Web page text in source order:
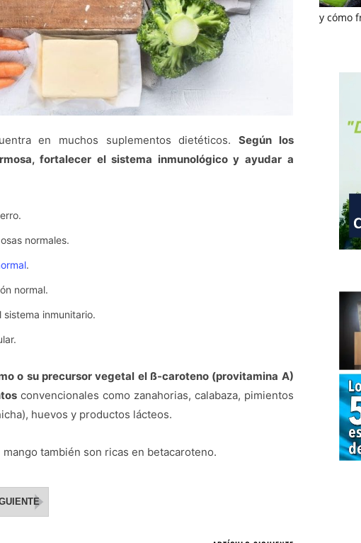
en muchos suplementos dietéticos. Según los
fortalecer el sistema inmunológico y ayudar a
normales.
.
normal.
inmunitario.
o su precursor vegetal el ß-caroteno (provitamina A)
convencionales como zanahorias, calabaza, pimientos
huevos y productos lácteos.
también son ricas en betacaroteno.
y cómo